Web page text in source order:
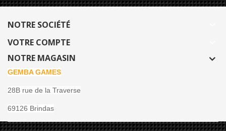
NOTRE SOCIÉTÉ
VOTRE COMPTE
NOTRE MAGASIN
GEMBA GAMES
28B rue de la Traverse
69126 Brindas